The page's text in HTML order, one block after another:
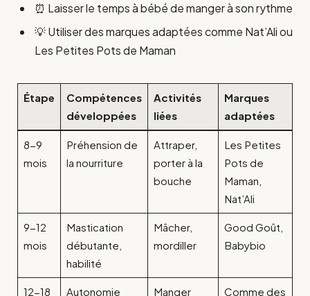
⏰ Laisser le temps à bébé de manger à son rythme
💡 Utiliser des marques adaptées comme Nat’Ali ou
Les Petites Pots de Maman
Étape
Compétences
développées
Activités
liées
Marques
adaptées
8-9
mois
Préhension de
la nourriture
Attraper,
porter à la
bouche
Les Petites
Pots de
Maman,
Nat’Ali
9-12
mois
Mastication
débutante,
habilité
Mâcher,
mordiller
Good Goût,
Babybio
12-18 Autonomie Manger Comme des